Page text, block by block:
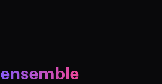
ensemble